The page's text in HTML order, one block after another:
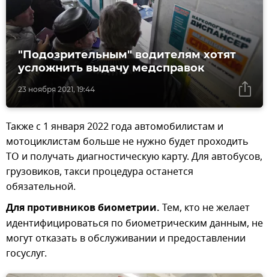
23 ноября 2021, 19:44
"Подозрительным" водителям хотят
усложнить выдачу медсправок
Также с 1 января 2022 года автомобилистам и
мотоциклистам больше не нужно будет проходить
ТО и получать диагностическую карту. Для автобусов,
грузовиков, такси процедура останется
обязательной.
Для противников биометрии. Тем, кто не желает
идентифицироваться по биометрическим данным, не
могут отказать в обслуживании и предоставлении
госуслуг.